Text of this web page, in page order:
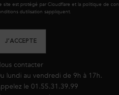
site est protégé par Cloudflare et la politique de
dutilisation sappliquent.
J’ACCEPTE
contacter
lundi au vendredi de 9h à 17h.
le 01.55.31.39.99